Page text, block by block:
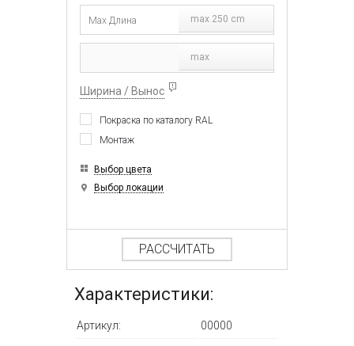
max 250 cm
max
Ширина / Вынос
Покраска по каталогу RAL
Монтаж
Выбор цвета
Выбор локации
РАССЧИТАТЬ
Характеристики:
Артикул: 00000